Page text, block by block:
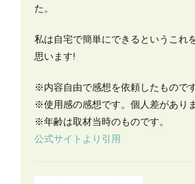
た。
私は自宅で簡単にできるというこれ
思います!
※内容自由で感想を依頼したものです
※使用感の感想です。個人差がありま
※年齢は取材当時のものです。
公式サイトより引用